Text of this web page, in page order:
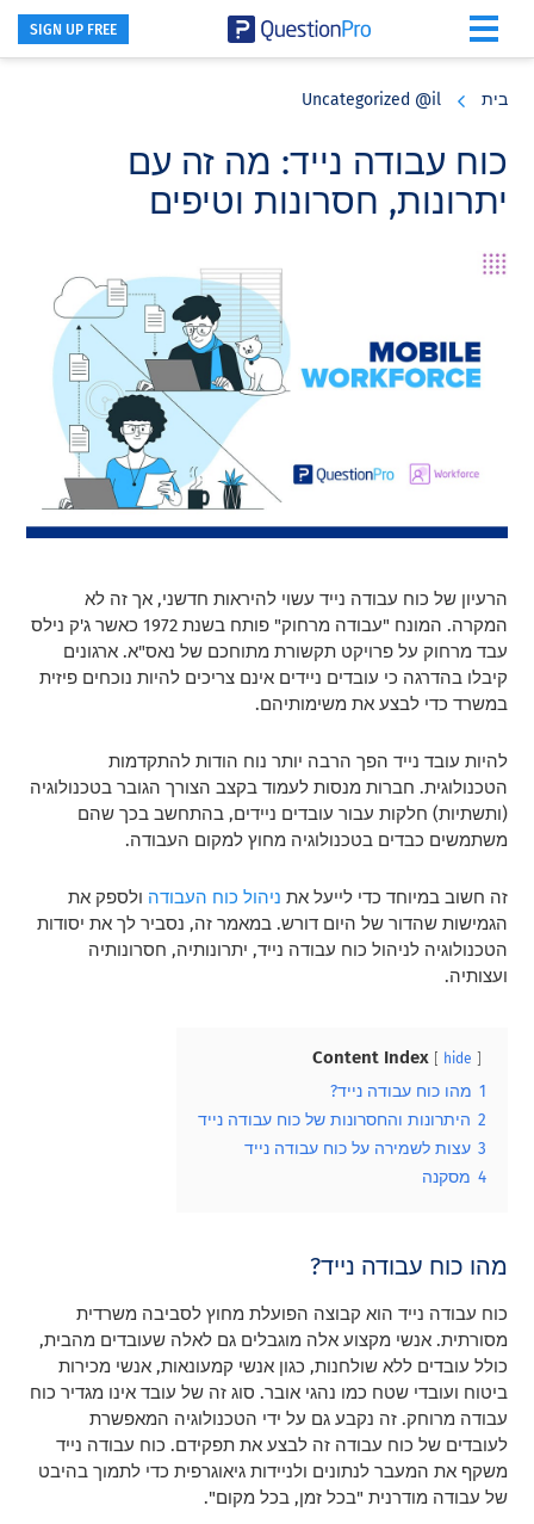
SIGN UP FREE
בית Uncategorized @il
כוח עבודה נייד: מה זה עם
יתרונות, חסרונות וטיפים
הרעיון של כוח עבודה נייד עשוי להיראות חדשני, אך זה לא
המקרה. המונח "עבודה מרחוק" פותח בשנת 1972 כאשר ג'ק נילס
עבד מרחוק על פרויקט תקשורת מתוחכם של נאס"א. ארגונים
קיבלו בהדרגה כי עובדים ניידים אינם צריכים להיות נוכחים פיזית
במשרד כדי לבצע את משימותיהם.
להיות עובד נייד הפך הרבה יותר נוח הודות להתקדמות
הטכנולוגית. חברות מנסות לעמוד בקצב הצורך הגובר בטכנולוגיה
(ותשתיות) חלקות עבור עובדים ניידים, בהתחשב בכך שהם
משתמשים כבדים בטכנולוגיה מחוץ למקום העבודה.
זה חשוב במיוחד כדי לייעל את ניהול כוח העבודה ולספק את
הגמישות שהדור של היום דורש. במאמר זה, נסביר לך את יסודות
הטכנולוגיה לניהול כוח עבודה נייד, יתרונותיה, חסרונותיה
ועצותיה.
Content Index hide
1 מהו כוח עבודה נייד?
2 היתרונות והחסרונות של כוח עבודה נייד
3 עצות לשמירה על כוח עבודה נייד
4 מסקנה
מהו כוח עבודה נייד?
כוח עבודה נייד הוא קבוצה הפועלת מחוץ לסביבה משרדית
מסורתית. אנשי מקצוע אלה מוגבלים גם לאלה שעובדים מהבית,
כולל עובדים ללא שולחנות, כגון אנשי קמעונאות, אנשי מכירות
ביטוח ועובדי שטח כמו נהגי אובר. סוג זה של עובד אינו מגדיר כוח
עבודה מרוחק. זה נקבע גם על ידי הטכנולוגיה המאפשרת
לעובדים של כוח עבודה זה לבצע את תפקידם. כוח עבודה נייד
משקף את המעבר לנתונים ולניידות גיאוגרפית כדי לתמוך בהיבט
של עבודה מודרנית "בכל זמן, בכל מקום".